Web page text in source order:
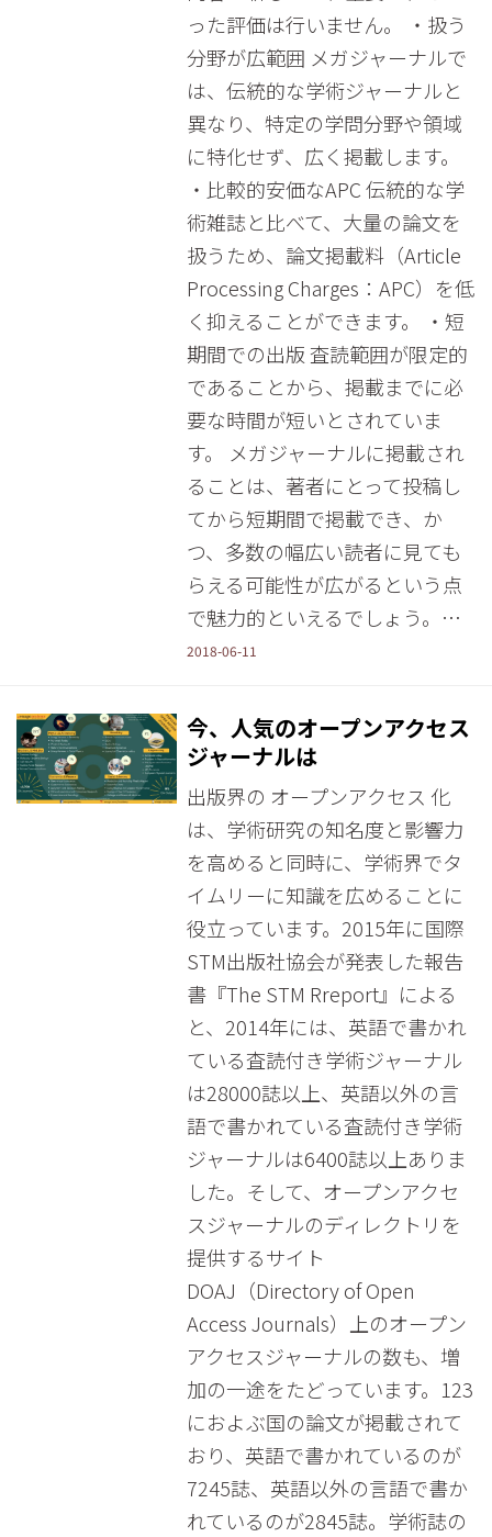
った評価は行いません。 ・扱う
分野が広範囲 メガジャーナルで
は、伝統的な学術ジャーナルと
異なり、特定の学問分野や領域
に特化せず、広く掲載します。
・比較的安価なAPC 伝統的な学
術雑誌と比べて、大量の論文を
扱うため、論文掲載料（Article
Processing Charges：APC）を低
く抑えることができます。 ・短
期間での出版 査読範囲が限定的
であることから、掲載までに必
要な時間が短いとされていま
す。 メガジャーナルに掲載され
ることは、著者にとって投稿し
てから短期間で掲載でき、か
つ、多数の幅広い読者に見ても
らえる可能性が広がるという点
で魅力的といえるでしょう。…
2018-06-11
今、人気のオープンアクセス
ジャーナルは
出版界の オープンアクセス 化
は、学術研究の知名度と影響力
を高めると同時に、学術界でタ
イムリーに知識を広めることに
役立っています。2015年に国際
STM出版社協会が発表した報告
書『The STM Rreport』による
と、2014年には、英語で書かれ
ている査読付き学術ジャーナル
は28000誌以上、英語以外の言
語で書かれている査読付き学術
ジャーナルは6400誌以上ありま
した。そして、オープンアクセ
スジャーナルのディレクトリを
提供するサイト
DOAJ（Directory of Open
Access Journals）上のオープン
アクセスジャーナルの数も、増
加の一途をたどっています。123
におよぶ国の論文が掲載されて
おり、英語で書かれているのが
7245誌、英語以外の言語で書か
れているのが2845誌。学術誌の